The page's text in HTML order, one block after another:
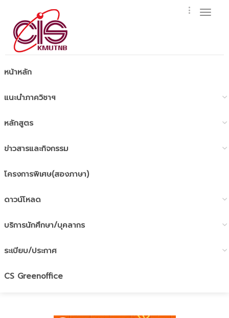
หน้าหลัก
แนะนำภาควิชาฯ
หลักสูตร
ข่าวสารและกิจกรรม
โครงการพิเศษ(สองภาษา)
ดาวน์โหลด
บริการนักศึกษา/บุคลากร
ระเบียบ/ประกาศ
CS Greenoffice